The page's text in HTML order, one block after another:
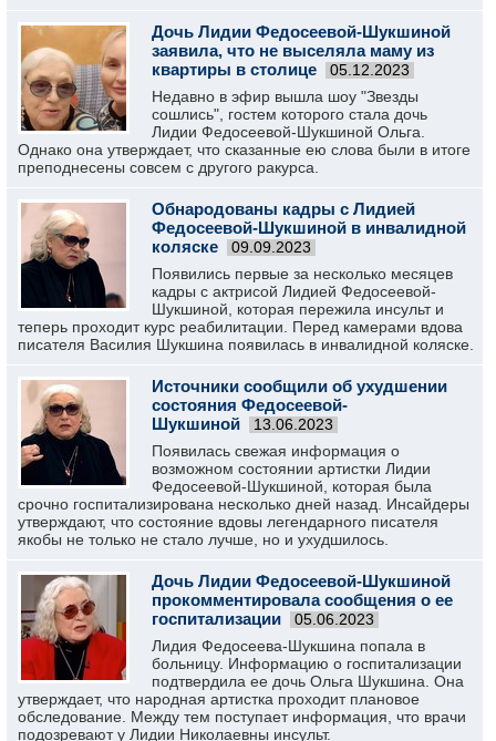
Дочь Лидии Федосеевой-Шукшиной
заявила, что не выселяла маму из
квартиры в столице
05.12.2023
Недавно в эфир вышла шоу "Звезды
сошлись", гостем которого стала дочь
Лидии Федосеевой-Шукшиной Ольга.
Однако она утверждает, что сказанные ею слова были в итоге
преподнесены совсем с другого ракурса.
Обнародованы кадры с Лидией
Федосеевой-Шукшиной в инвалидной
коляске
09.09.2023
Появились первые за несколько месяцев
кадры с актрисой Лидией Федосеевой-
Шукшиной, которая пережила инсульт и
теперь проходит курс реабилитации. Перед камерами вдова
писателя Василия Шукшина появилась в инвалидной коляске.
Источники сообщили об ухудшении
состояния Федосеевой-
Шукшиной
13.06.2023
Появилась свежая информация о
возможном состоянии артистки Лидии
Федосеевой-Шукшиной, которая была
срочно госпитализирована несколько дней назад. Инсайдеры
утверждают, что состояние вдовы легендарного писателя
якобы не только не стало лучше, но и ухудшилось.
Дочь Лидии Федосеевой-Шукшиной
прокомментировала сообщения о ее
госпитализации
05.06.2023
Лидия Федосеева-Шукшина попала в
больницу. Информацию о госпитализации
подтвердила ее дочь Ольга Шукшина. Она
утверждает, что народная артистка проходит плановое
обследование. Между тем поступает информация, что врачи
подозревают у Лидии Николаевны инсульт.